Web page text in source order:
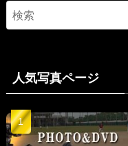
人気写真ページ